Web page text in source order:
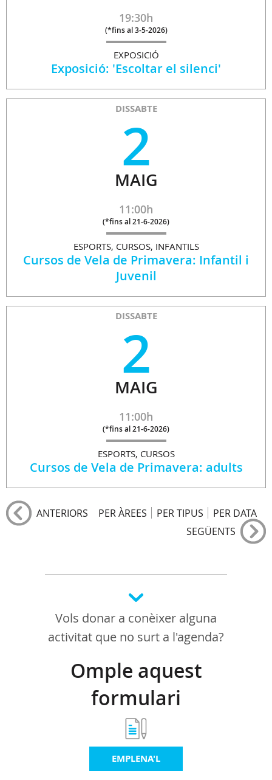
19:30h
(*fins al 3-5-2026)
EXPOSICIÓ
Exposició: 'Escoltar el silenci'
DISSABTE
2
MAIG
11:00h
(*fins al 21-6-2026)
ESPORTS, CURSOS, INFANTILS
Cursos de Vela de Primavera: Infantil i
Juvenil
DISSABTE
2
MAIG
11:00h
(*fins al 21-6-2026)
ESPORTS, CURSOS
Cursos de Vela de Primavera: adults
ANTERIORS PER ÀREES PER TIPUS
PER DATA
SEGÜENTS
Vols donar a conèixer alguna
activitat que no surt a l'agenda?
Omple aquest
formulari
EMPLENA'L